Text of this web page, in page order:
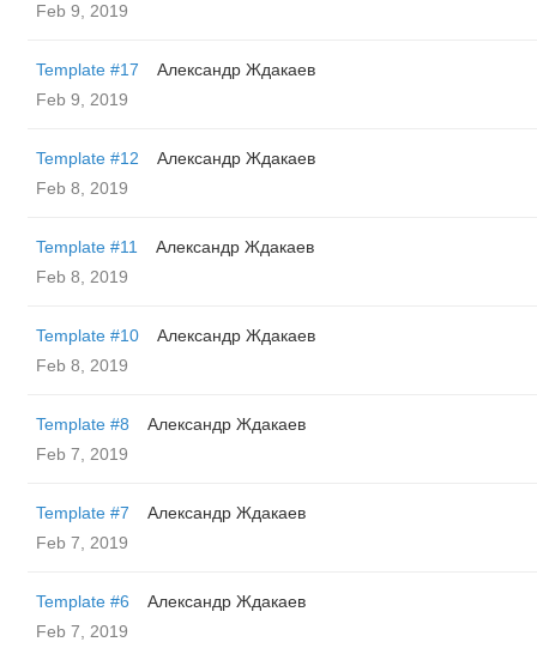
Feb 9, 2019
Template #17
Александр Ждакаев
Feb 9, 2019
Template #12
Александр Ждакаев
Feb 8, 2019
Template #11
Александр Ждакаев
Feb 8, 2019
Template #10
Александр Ждакаев
Feb 8, 2019
Template #8
Александр Ждакаев
Feb 7, 2019
Template #7
Александр Ждакаев
Feb 7, 2019
Template #6
Александр Ждакаев
Feb 7, 2019